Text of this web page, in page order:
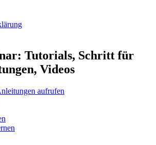
Tutorials, Schritt für
Videos
aufrufen